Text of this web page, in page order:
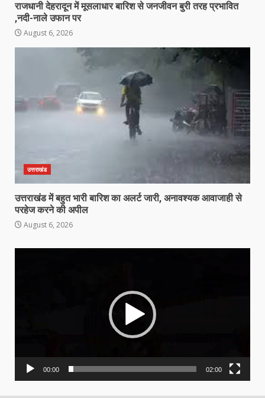
राजधानी देहरादून में मूसलाधार बारिश से जनजीवन बुरी तरह प्रभावित
,नदी-नाले उफान पर
August 6, 2026
उत्तराखंड
उत्तराखंड में बहुत भारी बारिश का अलर्ट जारी, अनावश्यक आवाजाही से
परहेज करने की अपील
August 6, 2026
00:00 02:00